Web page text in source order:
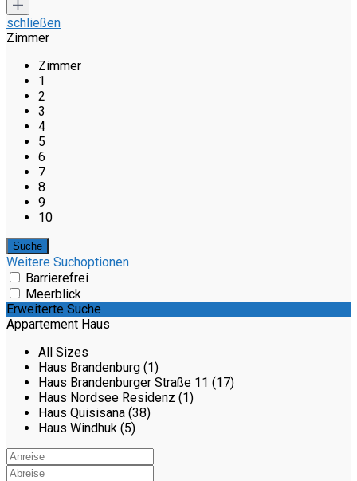
schließen
Zimmer
Zimmer
1
2
3
4
5
6
7
8
9
10
Weitere Suchoptionen
Barrierefrei
Meerblick
Erweiterte Suche
Appartement Haus
All Sizes
Haus Brandenburg (1)
Haus Brandenburger Straße 11 (17)
Haus Nordsee Residenz (1)
Haus Quisisana (38)
Haus Windhuk (5)